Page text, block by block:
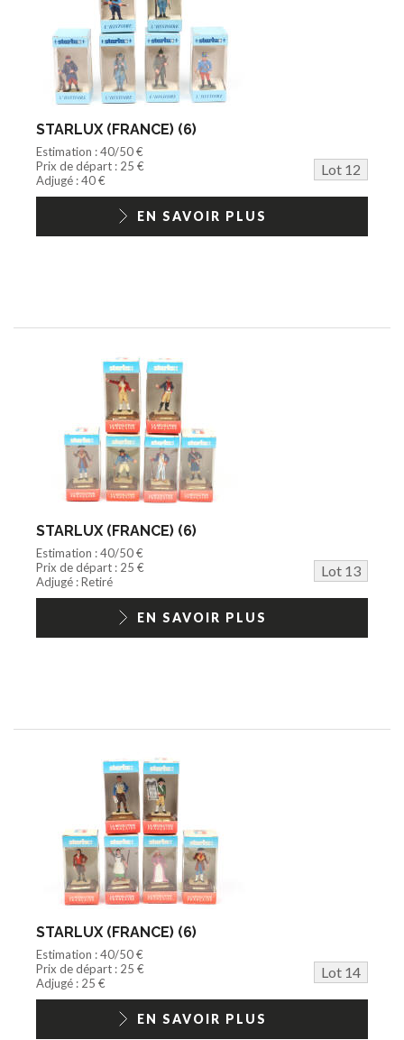
STARLUX (FRANCE) (6)
Estimation : 40/50 €
Prix de départ : 25 €
Lot 12
Adjugé : 40 €
EN SAVOIR PLUS
STARLUX (FRANCE) (6)
Estimation : 40/50 €
Prix de départ : 25 €
Lot 13
Adjugé : Retiré
EN SAVOIR PLUS
STARLUX (FRANCE) (6)
Estimation : 40/50 €
Prix de départ : 25 €
Lot 14
Adjugé : 25 €
EN SAVOIR PLUS